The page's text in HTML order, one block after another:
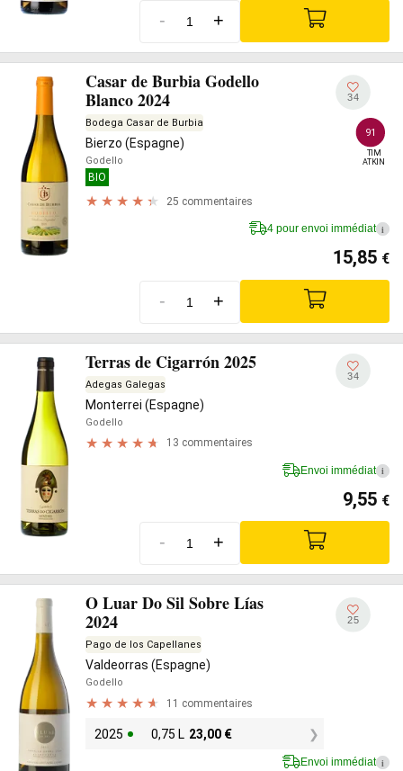
- +
Casar de Burbia Godello
Blanco 2024
Bodega Casar de Burbia
Bierzo (Espagne)
Godello
BIO
25 commentaires
34
91
TIM
ATKIN
4 pour envoi immédiat i
15,85 €
- +
Terras de Cigarrón 2025
Adegas Galegas
Monterrei (Espagne)
Godello
13 commentaires
34
Envoi immédiat i
9,55 €
- +
O Luar Do Sil Sobre Lías
2024
Pago de los Capellanes
Valdeorras (Espagne)
Godello
11 commentaires
2025 0,75 L 23,00 €
25
Envoi immédiat i